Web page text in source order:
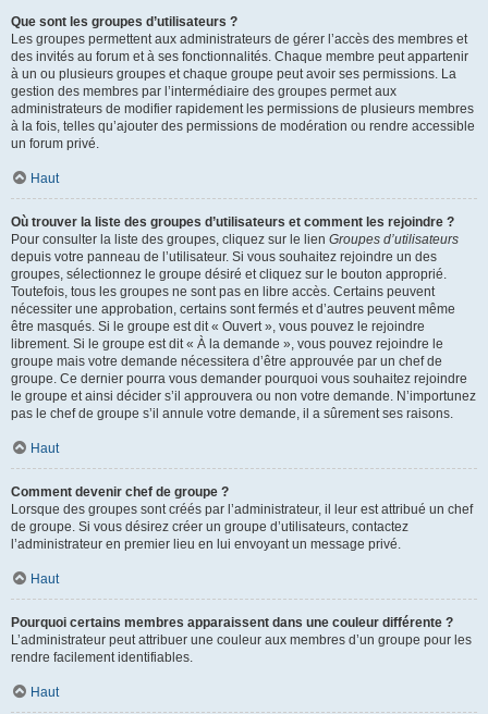
Que sont les groupes d’utilisateurs ?
Les groupes permettent aux administrateurs de gérer l’accès des membres et
des invités au forum et à ses fonctionnalités. Chaque membre peut appartenir
à un ou plusieurs groupes et chaque groupe peut avoir ses permissions. La
gestion des membres par l’intermédiaire des groupes permet aux
administrateurs de modifier rapidement les permissions de plusieurs membres
à la fois, telles qu’ajouter des permissions de modération ou rendre accessible
un forum privé.
Haut
Où trouver la liste des groupes d’utilisateurs et comment les rejoindre ?
Pour consulter la liste des groupes, cliquez sur le lien Groupes d’utilisateurs
depuis votre panneau de l’utilisateur. Si vous souhaitez rejoindre un des
groupes, sélectionnez le groupe désiré et cliquez sur le bouton approprié.
Toutefois, tous les groupes ne sont pas en libre accès. Certains peuvent
nécessiter une approbation, certains sont fermés et d’autres peuvent même
être masqués. Si le groupe est dit « Ouvert », vous pouvez le rejoindre
librement. Si le groupe est dit « À la demande », vous pouvez rejoindre le
groupe mais votre demande nécessitera d’être approuvée par un chef de
groupe. Ce dernier pourra vous demander pourquoi vous souhaitez rejoindre
le groupe et ainsi décider s’il approuvera ou non votre demande. N’importunez
pas le chef de groupe s’il annule votre demande, il a sûrement ses raisons.
Haut
Comment devenir chef de groupe ?
Lorsque des groupes sont créés par l’administrateur, il leur est attribué un chef
de groupe. Si vous désirez créer un groupe d’utilisateurs, contactez
l’administrateur en premier lieu en lui envoyant un message privé.
Haut
Pourquoi certains membres apparaissent dans une couleur différente ?
L’administrateur peut attribuer une couleur aux membres d’un groupe pour les
rendre facilement identifiables.
Haut